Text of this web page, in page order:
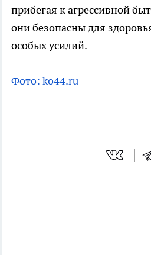
прибегая к агрессивной
они безопасны для
особых усилий.
Фото: ko44.ru